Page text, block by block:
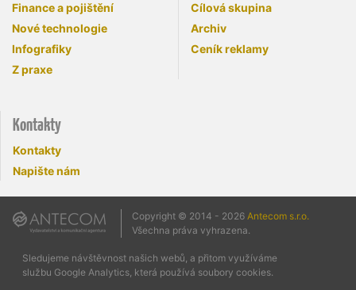
Finance a pojištění
Nové technologie
Infografiky
Z praxe
Cílová skupina
Archiv
Ceník reklamy
Kontakty
Kontakty
Napište nám
Copyright © 2014 - 2026 Antecom s.r.o.
Všechna práva vyhrazena.
Sledujeme návštěvnost našich webů, a přitom využíváme
službu Google Analytics, která používá soubory cookies.